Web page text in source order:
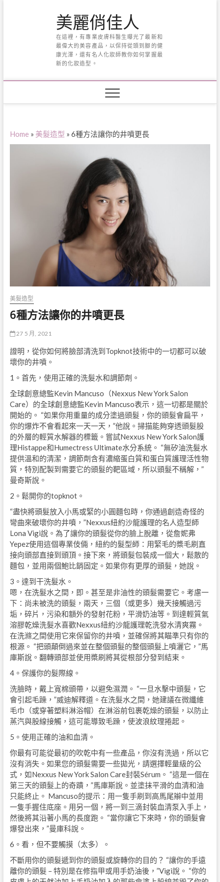
美麗俏佳人
在這裡，有專業皮膚科醫生曝光了最新和
最偉大的美容產品，以保持從頭到腳的健
康光澤，還有名人化妝師教你如何掌握最
新的化妝造型。
Home » 美髮造型 » 6種方法讓你的井噴更長
美髮造型
6種方法讓你的井噴更長
27 5 月, 2021
證明，從你如何將臉部清洗到Topknot技術中的一切都可以破
壞你的井噴。
1。首先，使用正確的洗髮水和調節劑。
全球創意總監Kevin Mancuso（Nexxus New York Salon
Care）的全球創意總監Kevin Mancuso表示，這一切都是關於
開始的。 “如果你用重量的成分塗過頭髮，你的頭髮會扁平，
你的爆炸不會看起來一天一天，”他說。掃描能夠穿透頭髮股
的外層的輕質水解器的標籤。嘗試Nexxus New York Salon護
理Histappe和Humectress Ultimate水分系統。 “無矽油洗髮水
提供溫和的清潔，調節劑含有濃縮蛋白質和蛋白質護理活性物
質，特別配製到需要它的頭髮的靶區域，所以頭髮不稱解，”
曼奇斯說。
2。鬆開你的topknot。
“盡快將頭髮放入小馬或緊的小圓麵包時，你通過創造奇怪的
彎曲來破壞你的井噴，”Nexxus紐約沙龍護理的名人造型師
Lona Vigi說。為了讓你的頭髮從你的臉上脫離，從詹妮弗
Yepez使用這個專業伎倆，紐約的髮型師：用緊毛的槳毛刷直
接向頭部直接到頭頂。接下來，將頭髮包裝成一個大，鬆散的
麵包，並用兩個鮑比銷固定。如果你有更厚的頭髮，她說。
3。達到干洗髮水。
嗯，在洗髮水之間，即。甚至是非油性的頭髮需要它。考慮一
下：尚未被洗的頭髮，兩天，三個（或更多）幾天接觸過污
垢，碎片，污染和額外的發射花粉，平滑奶油等。到達輕質氣
溶膠乾燥洗髮水喜歡Nexxus紐約沙龍護理乾洗發水清爽霧。
在洗滌之間使用它來保留你的井噴，並確保將其瞄準只有你的
根源。 “把頭顛倒過來並在整個頭髮的整個頭髮上噴灑它，”馬
庫斯說。翻轉頭部並使用槳刷將其從根部分發到結束。
4。保護你的髮際線。
洗臉時，戴上寬棉頭帶，以避免濕潤。 “一旦水擊中頭髮，它
會引起毛躁，”威迪解釋道。在洗髮水之間，她建議在微纖維
毛巾（或穿著塑料淋浴帽）在淋浴前包裹乾燥的頭髮，以防止
蒸汽與股線接觸，這可能導致毛躁，使波浪紋理捲起。
5。使用正確的油和血清。
你最有可能從最初的吹乾中有一些產品，你沒有洗過，所以它
沒有消失。如果您的頭髮需要一些拋光，請選擇輕量級的公
式，如Nexxus New York Salon Care封裝Sérum。 “這是一個在
第三天的頭髮上的奇蹟，”馬庫斯說。並塗抹平滑的血清和油
只能終止。 Mancuso的提示：用一隻手刷到高馬尾辮中並用
一隻手握住底座。用另一個，將一到三滴封裝血清泵入手上，
然後將其沿著小馬的長度跑。 “當你讓它下來時，你的頭髮會
爆發出來，”曼庫科說。
6。看，但不要觸摸（太多）。
不斷用你的頭髮遞到你的頭髮或旋轉你的目的？ “讓你的手遠
離你的頭髮 – 特別是在修指甲或用手奶油後，”Vigi說。 “你的